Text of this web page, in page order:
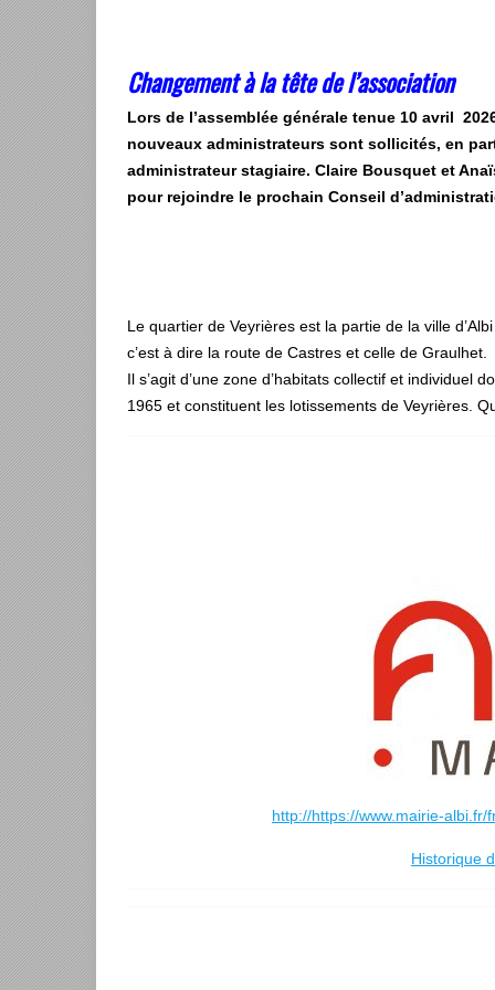
Changement à la tête de l’association
Lors de l’assemblée générale tenue 10 avril
nouveaux administrateurs sont sollicités, en
administrateur stagiaire. Claire Bousquet et
pour rejoindre le prochain Conseil
Le quartier de Veyrières est la partie de la ville
c’est à dire la route de Castres et celle de Graulhet.
Il s’agit d’une zone d’habitats collectif et
1965 et constituent les lotissements de Veyrières.
http://https://www.mairie-
Historique